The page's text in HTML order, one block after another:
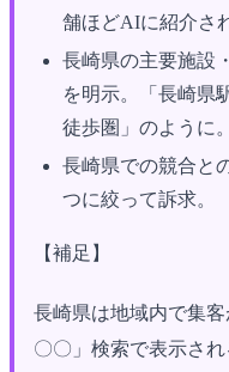
舗ほどAIに紹介さ
長崎県の主要施設
を明示。「長崎
徒歩圏」のように。
長崎県での競合と
つに絞って訴求。
【補足】
長崎県は地域内で集
〇〇」検索で表示さ